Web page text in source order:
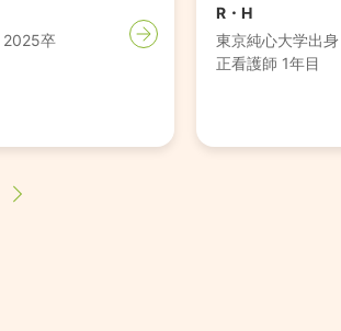
2025卒
R・H
東京純心大学出
正看護師 1年目